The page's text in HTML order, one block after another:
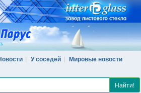
У соседей
Мировые новости
Найти!